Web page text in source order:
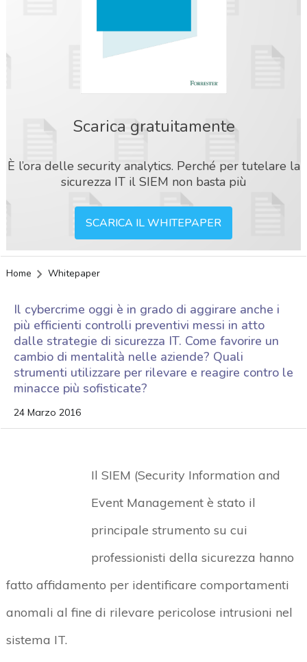
Scarica gratuitamente
È l’ora delle security analytics. Perché per tutelare la
sicurezza IT il SIEM non basta più
SCARICA IL WHITEPAPER
Home Whitepaper
Il cybercrime oggi è in grado di aggirare anche i
più efficienti controlli preventivi messi in atto
dalle strategie di sicurezza IT. Come favorire un
cambio di mentalità nelle aziende? Quali
strumenti utilizzare per rilevare e reagire contro le
minacce più sofisticate?
24 Marzo 2016
Il SIEM (Security Information and
Event Management è stato il
principale strumento su cui
professionisti della sicurezza hanno
fatto affidamento per identificare comportamenti
anomali al fine di rilevare pericolose intrusioni nel
sistema IT.